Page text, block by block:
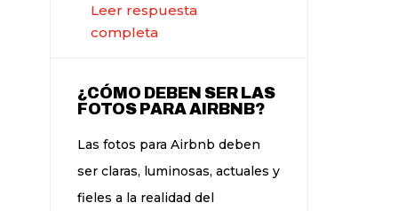
Leer respuesta
completa
¿CÓMO DEBEN SER LAS
FOTOS PARA AIRBNB?
Las fotos para Airbnb deben
ser claras, luminosas, actuales y
fieles a la realidad del